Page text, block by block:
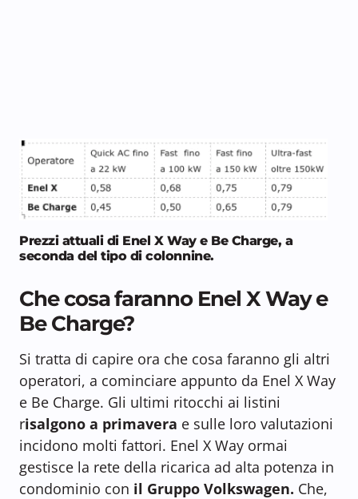
Prezzi attuali di Enel X Way e Be Charge, a
seconda del tipo di colonnine.
Che cosa faranno Enel X Way e
Be Charge?
Si tratta di capire ora che cosa faranno gli altri
operatori, a cominciare appunto da Enel X Way
e Be Charge. Gli ultimi ritocchi ai listini
risalgono a primavera e sulle loro valutazioni
incidono molti fattori. Enel X Way ormai
gestisce la rete della ricarica ad alta potenza in
condominio con il Gruppo Volkswagen. Che,